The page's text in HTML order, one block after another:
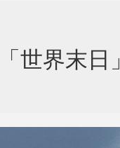
界末日」